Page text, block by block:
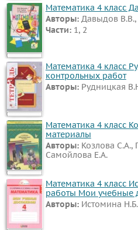
Английский
язык
Русский
язык
Немецкий
язык
Белорусский
язык
Французский
язык
Информатика
Музыка
ИЗО
Литература
Математика 4 класс
Авторы: Давыдов В.В.,
Части: 1, 2
Математика 4 класс
контрольных работ
Авторы: Рудницкая
Математика 4 класс
материалы
Авторы: Козлова С.А.,
Самойлова Е.А.
Математика 4 класс
работы Мои учебные
Авторы: Истомина